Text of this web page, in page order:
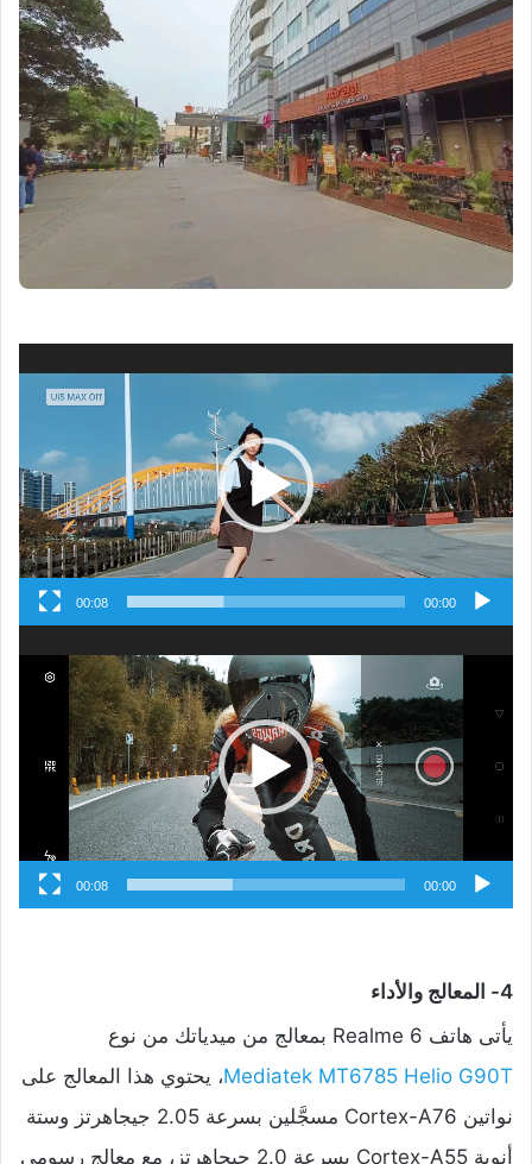
الفيديو
00:00
00:08
00:00
00:08
4- المعالج والأداء
يأتى هاتف Realme 6 بمعالج من ميدياتك من نوع
Mediatek MT6785 Helio G90T، يحتوي هذا المعالج على
نواتين Cortex-A76 مسجَّلين بسرعة 2.05 جيجاهرتز وستة
أنوية Cortex-A55 بسرعة 2.0 جيجاهرتز، مع معالج رسومي